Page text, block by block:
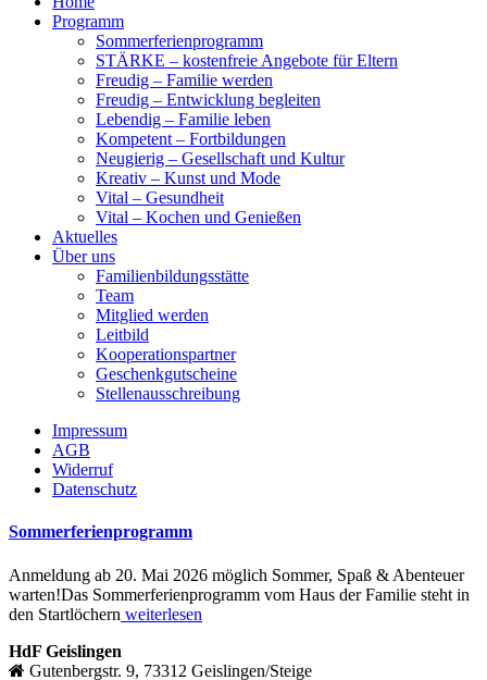
Programm
Sommerferienprogramm
STÄRKE – kostenfreie Angebote für Eltern
Freudig – Familie werden
Freudig – Entwicklung begleiten
Lebendig – Familie leben
Kompetent – Fortbildungen
Neugierig – Gesellschaft und Kultur
Kreativ – Kunst und Mode
Vital – Gesundheit
Vital – Kochen und Genießen
Aktuelles
Über uns
Familienbildungsstätte
Team
Mitglied werden
Leitbild
Kooperationspartner
Geschenkgutscheine
Stellenausschreibung
Impressum
AGB
Widerruf
Datenschutz
Sommerferienprogramm
Anmeldung ab 20. Mai 2026 möglich Sommer, Spaß & Abenteuer
warten!Das Sommerferienprogramm vom Haus der Familie steht in
den Startlöchern weiterlesen
HdF Geislingen
Gutenbergstr. 9, 73312 Geislingen/Steige